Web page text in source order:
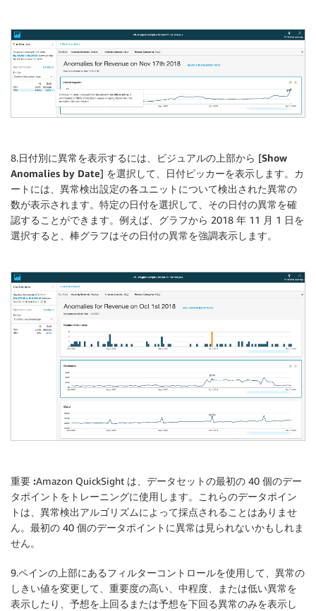
8.日付別に異常を表示するには、ビジュアルの上部から [Show
Anomalies by Date] を選択して、日付ピッカーを表示します。カ
ートには、異常検出設定の各ユニットについて検出された異常の
数が表示されます。特定の日付を選択して、その日付の異常を確
認することができます。例えば、グラフから 2018 年 11 月 1 日を
選択すると、棒グラフはその日付の異常を強調表示します。
重要 :Amazon QuickSight は、データセットの最初の 40 個のデー
タポイントをトレーニングに使用します。これらのデータポイン
トは、異常検出アルゴリズムによって採点されることはありませ
ん。最初の 40 個のデータポイントに異常は見られないかもしれま
せん。
9.ペインの上部にあるフィルターコントロールを使用して、異常の
しきい値を変更して、重要度の高い、中程度 、または低い異常を
表示したり、 予想を上回る または予想を下回る異常のみを表示し